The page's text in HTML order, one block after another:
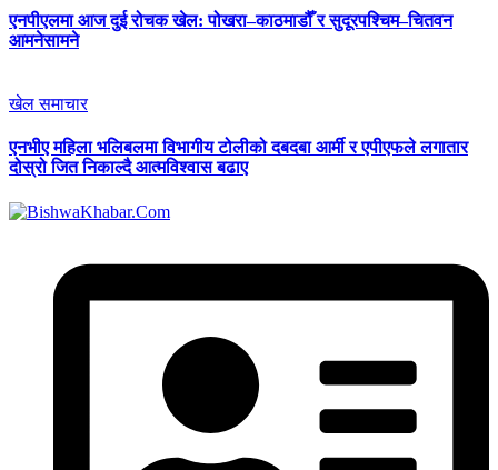
एनपीएलमा आज दुई रोचक खेल: पोखरा–काठमाडौँ र सुदूरपश्चिम–चितवन
आमनेसामने
खेल समाचार
एनभीए महिला भलिबलमा विभागीय टोलीको दबदबा आर्मी र एपीएफले लगातार
दोस्रो जित निकाल्दै आत्मविश्वास बढाए